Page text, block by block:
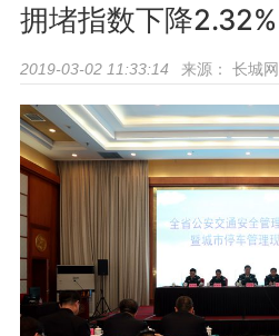
拥堵指数下降2.32%
2019-03-02 11:33:14 来源： 长城网